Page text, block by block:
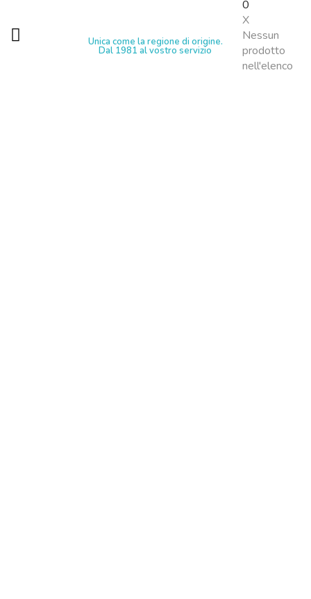
Unica come la regione di origine.
Dal 1981 al vostro servizio
0
X
Nessun
prodotto
nell'elenco